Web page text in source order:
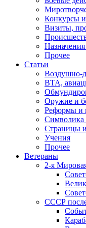
Конкурсы
Визиты,
Прочее
Статьи
Воздушно-
ВТА,
Оружие и
Реформы и
Символика
Страницы
Учения
Прочее
Ветераны
2-я
СССР